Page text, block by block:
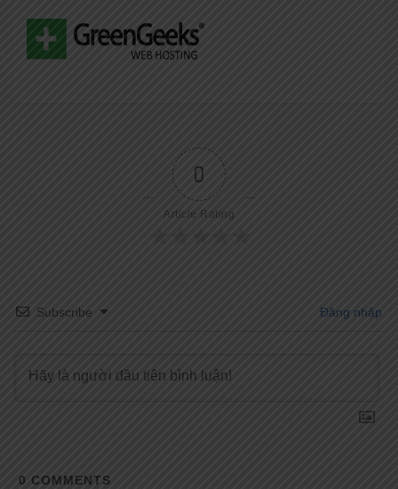
0
Article Rating
Subscribe Đăng nhập
0 COMMENTS